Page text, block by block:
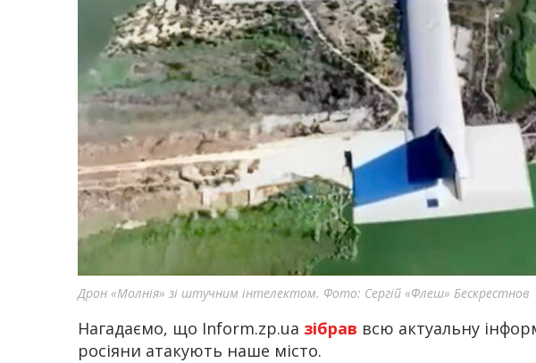
Дрон «Молнія» зі штучним інтелектом. Фото: Сергій «Флеш» Бескрестнов
Нагадаємо, що Inform.zp.ua зібрав всю актуальну
росіяни атакують наше місто.